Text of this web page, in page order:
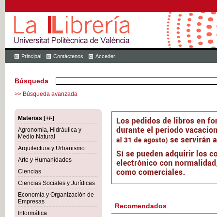
Principal Contáctenos Acceder
Búsqueda
>> Búsqueda avanzada
Materias [+/-]
Agronomía, Hidráulica y
Medio Natural
Arquitectura y Urbanismo
Arte y Humanidades
Ciencias
Ciencias Sociales y Jurídicas
Economía y Organización de
Empresas
Informática
Recomendados